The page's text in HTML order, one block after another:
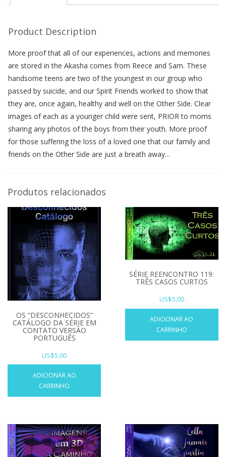
&
(
quantidade
Product Description
More proof that all of our experiences, actions and memories
are stored in the Akasha comes from Reece and Sam. These
handsome teens are two of the youngest in our group who
passed by suicide, and our Spirit Friends worked to show that
they are, once again, healthy and well on the Other Side. Clear
images of each as a younger child were sent, PRIOR to moms
sharing any photos of the boys from their youth. More proof
for those suffering the loss of a loved one that our family and
friends on the Other Side are just a breath away…
Produtos relacionados
OS “DESCONHECIDOS”
CATÁLOGO DA SÉRIE EM
CONTATO VERSÃO
PORTUGUÊS
US$5,00
ADICIONAR AO
CARRINHO
SÉRIE REENCONTRO 119:
TRÊS CASOS CURTOS
US$5,00
ADICIONAR AO
CARRINHO